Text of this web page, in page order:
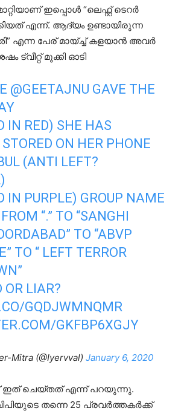
ഇപ്പൊൾ “ലെഫ്റ്റ് ടെറർ
എന്ന്. ആദ്യം ഉണ്ടായിരുന്ന
എന്ന പേര് മായ്ച്ച് കളയാൻ അവർ
ട്വീറ്റ് മുക്കി ഓടി
@GEETAJNU GAVE THE
IN RED) SHE HAS
ON HER PHONE
(ANTI LEFT?
IN PURPLE) GROUP NAME
“.” TO “SANGHI
TO “ABVP
TO “ LEFT TERROR
OR LIAR?
GQDJWMNQMR
GKFBP6XGJY
Mitra (@Iyervval) January 6, 2020
ഇത് ചെയ്തത് എന്ന് പറയുന്നു.
തന്നെ 25 പ്രവർത്തകർക്ക്